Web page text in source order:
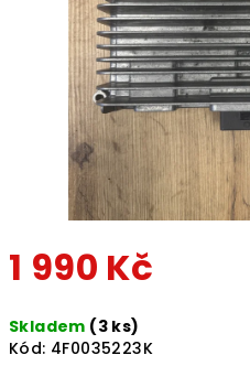
1 990 Kč
cena:
Skladem (3 ks)
Kód: 4F0035223K